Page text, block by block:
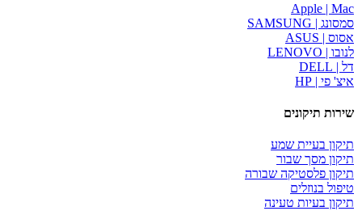
Apple | Mac
סמסונג | SAMSUNG
אסוס | ASUS
לנובו | LENOVO
דל | DELL
איצ' פי | HP
שירות תיקונים
תיקון בעיית שמע
תיקון מסך שבור
תיקון פלסטיקה שבורה
טיפול בנוזלים
תיקון בעיות טעינה